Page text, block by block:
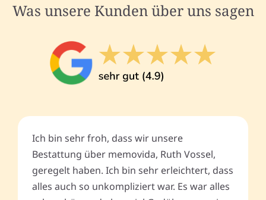
Was unsere Kunden über uns sagen
Ich bin sehr froh, dass wir unsere
Bestattung über memovida, Ruth Vossel,
geregelt haben. Ich bin sehr erleichtert, dass
alles auch so unkompliziert war. Es war alles